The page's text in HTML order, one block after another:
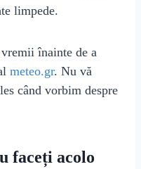
limpede.
înainte de a
meteo.gr. Nu vă
când vorbim despre
faceți acolo